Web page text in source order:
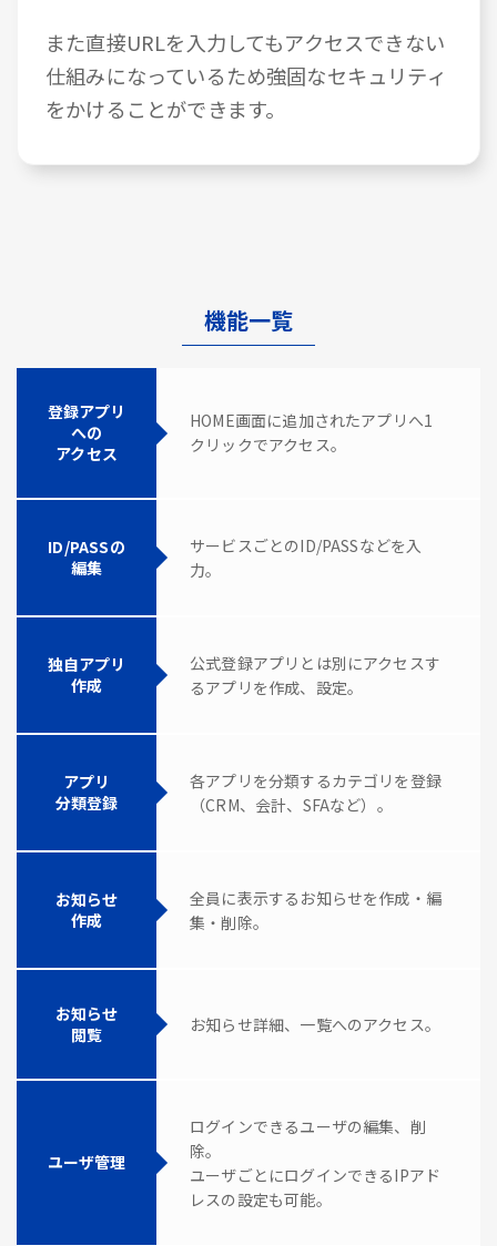
また直接URLを入力してもアクセスできない
仕組みになっているため強固なセキュリティ
をかけることができます。
機能一覧
登録アプリ
への
アクセス
HOME画面に追加されたアプリへ1
クリックでアクセス。
ID/PASSの
編集
サービスごとのID/PASSなどを入
力。
独自アプリ
作成
公式登録アプリとは別にアクセスす
るアプリを作成、設定。
アプリ
分類登録
各アプリを分類するカテゴリを登録
（CRM、会計、SFAなど）。
お知らせ
作成
全員に表示するお知らせを作成・編
集・削除。
お知らせ
閲覧
お知らせ詳細、一覧へのアクセス。
ユーザ管理
ログインできるユーザの編集、削
除。
ユーザごとにログインできるIPアド
レスの設定も可能。